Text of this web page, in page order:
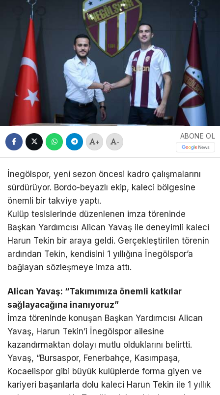
+ -
ABONE OL
İnegölspor, yeni sezon öncesi kadro çalışmalarını
sürdürüyor. Bordo-beyazlı ekip, kaleci bölgesine
önemli bir takviye yaptı.
Kulüp tesislerinde düzenlenen imza töreninde
Başkan Yardımcısı Alican Yavaş ile deneyimli kaleci
Harun Tekin bir araya geldi. Gerçekleştirilen törenin
ardından Tekin, kendisini 1 yıllığına İnegölspor’a
bağlayan sözleşmeye imza attı.
Alican Yavaş: “Takımımıza önemli katkılar
sağlayacağına inanıyoruz”
İmza töreninde konuşan Başkan Yardımcısı Alican
Yavaş, Harun Tekin’i İnegölspor ailesine
kazandırmaktan dolayı mutlu olduklarını belirtti.
Yavaş, “Bursaspor, Fenerbahçe, Kasımpaşa,
Kocaelispor gibi büyük kulüplerde forma giyen ve
kariyeri başarılarla dolu kaleci Harun Tekin ile 1 yıllık